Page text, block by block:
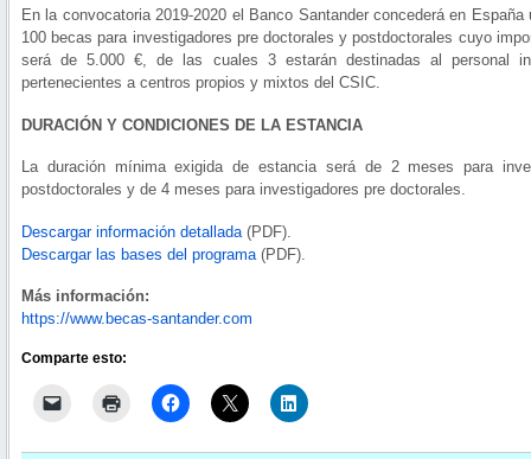
En la convocatoria 2019-2020 el Banco Santander concederá en España
100 becas para investigadores pre doctorales y postdoctorales cuyo
será de 5.000 €, de las cuales 3 estarán destinadas al personal
pertenecientes a centros propios y mixtos del CSIC.
DURACIÓN Y CONDICIONES DE LA ESTANCIA
La duración mínima exigida de estancia será de 2 meses para
postdoctorales y de 4 meses para investigadores pre doctorales.
Descargar información detallada (PDF).
Descargar las bases del programa (PDF).
Más información:
https://www.becas-santander.com
Comparte esto: